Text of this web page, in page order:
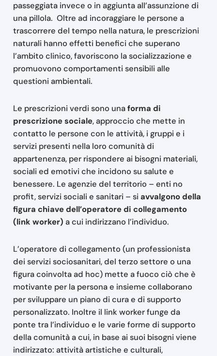
passeggiata invece o in aggiunta all’assunzione di
una pillola. Oltre ad incoraggiare le persone a
trascorrere del tempo nella natura, le prescrizioni
naturali hanno effetti benefici che superano
l’ambito clinico, favoriscono la socializzazione e
promuovono comportamenti sensibili alle
questioni ambientali.
Le prescrizioni verdi sono unaforma di
prescrizione sociale, approccio che mette in
contatto le persone con le attività, i gruppi e i
servizi presenti nella loro comunità di
appartenenza, per rispondere ai bisogni materiali,
sociali ed emotivi che incidono su salute e
benessere. Le agenzie del territorio – enti no
profit, servizi sociali e sanitari – si avvalgono della
figura chiave dell’operatore di collegamento
(link worker) a cui indirizzano l’individuo.
L’operatore di collegamento (un professionista
dei servizi sociosanitari, del terzo settore o una
figura coinvolta ad hoc) mette a fuoco ciò che è
motivante per la persona e insieme collaborano
per sviluppare un piano di cura e di supporto
personalizzato. Inoltre il link worker funge da
ponte tra l’individuo e le varie forme di supporto
della comunità a cui, in base ai suoi bisogni viene
indirizzato: attività artistiche e culturali,